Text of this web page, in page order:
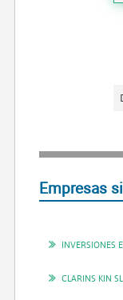
Empresas
INVERSIONES
CLARINS KIN SL